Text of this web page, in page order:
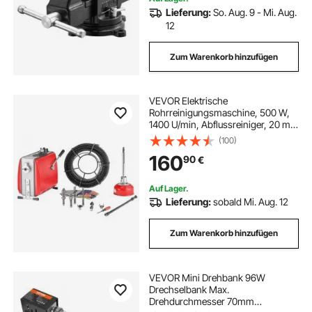
dreibackenfutter 200mm
dreibackenfutter drehtisch
dreibackenfutter 125mm
drehbankfutter dreibackenfutter
Lieferung:So. Aug. 9 - Mi. Aug.
12
Zum Warenkorb hinzufügen
VEVOR Elektrische
Rohrreinigungsmaschine, 500 W,
1400 U/min, Abflussreiniger, 20 m x
16 mm & 5 m x 9,5 mm Federkabel,
0,4 m x 16 mm flexible Feder & 8
Schneider, für Rohre mit 50–110 mm
Durchmesser
(100)
16090€
Auf Lager.
Lieferung:sobald Mi. Aug. 12
Zum Warenkorb hinzufügen
VEVOR Mini Drehbank 96W
Drechselbank Max.
Drehdurchmesser 70mm